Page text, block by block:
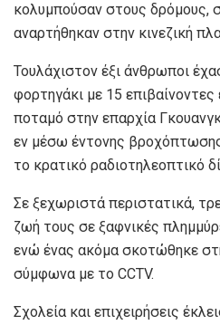
κολυμπούσαν στους δρόμους,
αναρτήθηκαν στην κινεζική
Τουλάχιστον έξι άνθρωποι
φορτηγάκι με 15
ποταμό στην επαρχία
εν μέσω έντονης
το κρατικό ραδιοτηλεοπτικό
Σε ξεχωριστά περιστατικά,
ζωή τους σε ξαφνικές
ενώ ένας ακόμα σκοτώθηκε
σύμφωνα με το CCTV.
Σχολεία και επιχειρήσεις